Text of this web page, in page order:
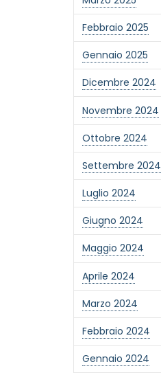
Febbraio 2025
Gennaio 2025
Dicembre 2024
Novembre 2024
Ottobre 2024
Settembre 2024
Luglio 2024
Giugno 2024
Maggio 2024
Aprile 2024
Marzo 2024
Febbraio 2024
Gennaio 2024